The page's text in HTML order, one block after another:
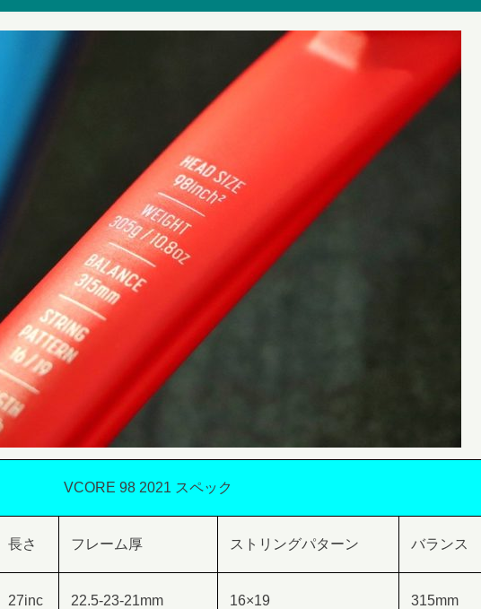
VCORE 98 2021 スペック
長さ フレーム厚 ストリングパターン バランス
27inc 22.5-23-21mm 16×19 315mm